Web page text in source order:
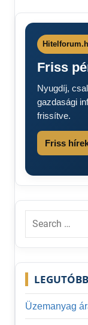
Friss
Nyugdíj,
gazdasági
frissítve.
Friss
Search
Üzemanyag